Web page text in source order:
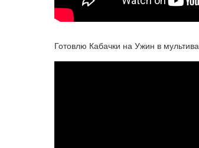
Готовлю Кабачки на Ужин в